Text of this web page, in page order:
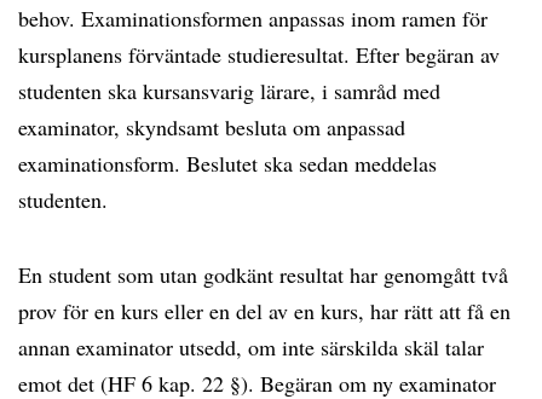
behov. Examinationsformen anpassas inom ramen för
kursplanens förväntade studieresultat. Efter begäran av
studenten ska kursansvarig lärare, i samråd med
examinator, skyndsamt besluta om anpassad
examinationsform. Beslutet ska sedan meddelas
studenten.
En student som utan godkänt resultat har genomgått två
prov för en kurs eller en del av en kurs, har rätt att få en
annan examinator utsedd, om inte särskilda skäl talar
emot det (HF 6 kap. 22 §). Begäran om ny examinator